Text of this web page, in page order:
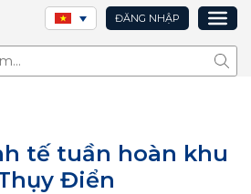
ĐĂNG NHẬP
Tìm
tế tuần hoàn khu
Điển